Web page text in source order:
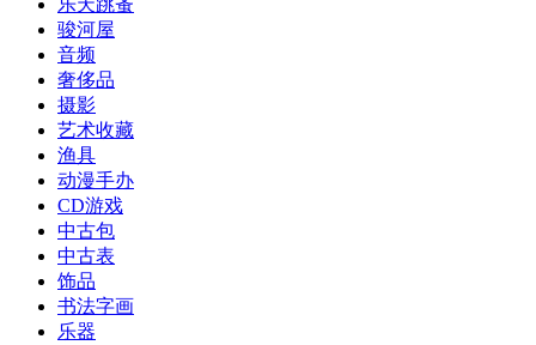
乐天跳蚤
骏河屋
音频
奢侈品
摄影
艺术收藏
渔具
动漫手办
CD游戏
中古包
中古表
饰品
书法字画
乐器